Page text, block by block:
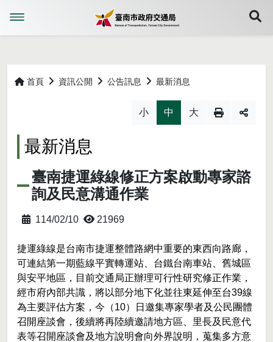
首頁 資訊公開 公告訊息 最新消息
略過字型切換，社群分享工具列
小 中 大
最新消息
臺南捷運綠線修正方案啟動專家諮
詢及民意溝通作業
114/02/10 21969
捷運綠線是台南市捷運整體路網中重要的東西向路廊，
可連結第一期藍線平實轉運站、台鐵台南車站、舊城區
與安平地區，目前交通局正辦理可行性研究修正作業，
經市府內部共識，將以部分地下化並往東延伸至台39線
為主要評估方案，今（10）日邀集專家學者及公民團體
召開座談會，後續將再陸續邀請地方區、里長及民意代
表等召開座談會及地方說明會向外界說明，蒐集多方意